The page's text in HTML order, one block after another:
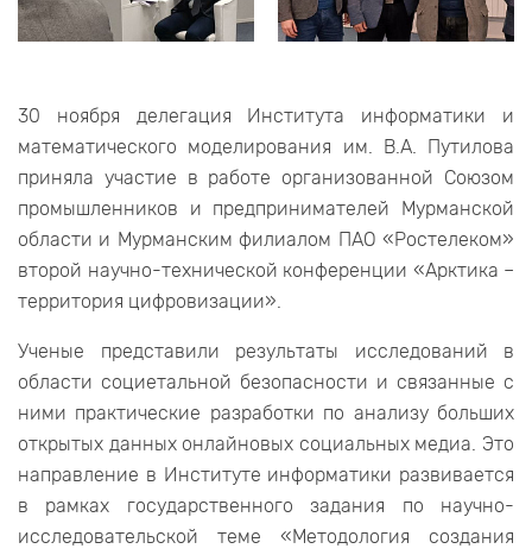
30 ноября делегация Института информатики и
математического моделирования им. В.А. Путилова
приняла участие в работе организованной Союзом
промышленников и предпринимателей Мурманской
области и Мурманским филиалом ПАО «Ростелеком»
второй научно-технической конференции «Арктика –
территория цифровизации».
Ученые представили результаты исследований в
области социетальной безопасности и связанные с
ними практические разработки по анализу больших
открытых данных онлайновых социальных медиа. Это
направление в Институте информатики развивается
в рамках государственного задания по научно-
исследовательской теме «Методология создания